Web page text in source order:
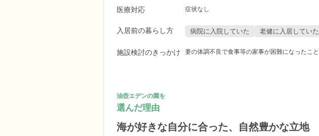
医療対応 症状なし
入居前の暮らし方 病院に入院していた 老健に入居していた
施設検討のきっかけ 妻の体調不良で食事等の家事が困難になったこと
油壺エデンの園を
選んだ理由
海が好きな自分に合った、自然豊かな立地